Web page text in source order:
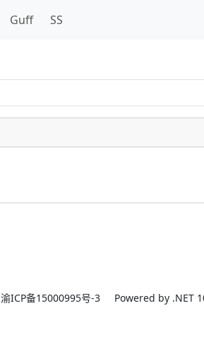
Guff SS
渝ICP备15000995号-3 Powered by .NET